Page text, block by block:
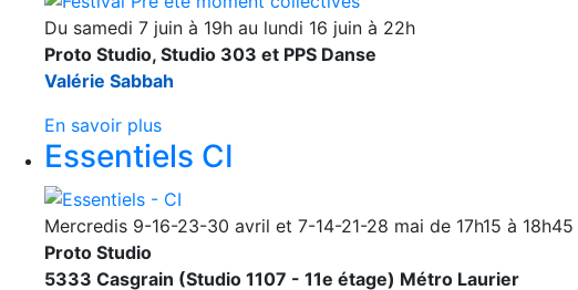
Du samedi 7 juin à 19h au lundi 16 juin à 22h
Proto Studio, Studio 303 et PPS Danse
Valérie Sabbah
En savoir plus
Essentiels CI
Mercredis 9-16-23-30 avril et 7-14-21-28 mai de 17h15 à 18h45
Proto Studio
5333 Casgrain (Studio 1107 - 11e étage) Métro Laurier